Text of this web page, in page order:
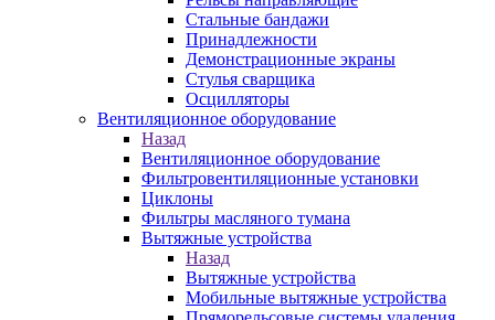
Стальные бандажи
Принадлежности
Демонстрационные экраны
Стулья сварщика
Осцилляторы
Вентиляционное оборудование
Назад
Вентиляционное оборудование
Фильтровентиляционные установки
Циклоны
Фильтры масляного тумана
Вытяжные устройства
Назад
Вытяжные устройства
Мобильные вытяжные устройства